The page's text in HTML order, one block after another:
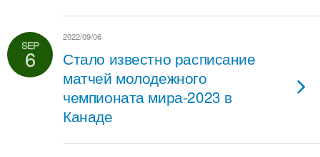
SEP
6
2022/09/06
Стало известно расписание
матчей молодежного
чемпионата мира-2023 в
Канаде